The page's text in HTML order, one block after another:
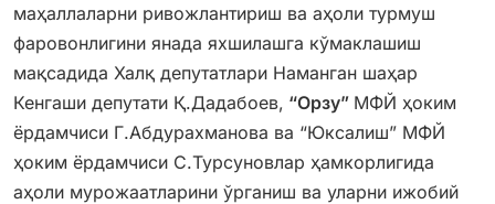
маҳаллаларни ривожлантириш ва аҳоли турмуш
фаровонлигини янада яхшилашга кўмаклашиш
мақсадида Халқ депутатлари Наманган шаҳар
Кенгаши депутати Қ.Дадабоев, “Орзу” МФЙ ҳоким
ёрдамчиси Г.Абдурахманова ва “Юксалиш” МФЙ
ҳоким ёрдамчиси С.Турсуновлар ҳамкорлигида
аҳоли мурожаатларини ўрганиш ва уларни ижобий